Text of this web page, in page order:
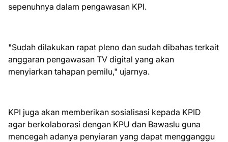
sepenuhnya dalam pengawasan KPI.
"Sudah dilakukan rapat pleno dan sudah dibahas terkait
anggaran pengawasan TV digital yang akan
menyiarkan tahapan pemilu," ujarnya.
KPI juga akan memberikan sosialisasi kepada KPID
agar berkolaborasi dengan KPU dan Bawaslu guna
mencegah adanya penyiaran yang dapat mengganggu